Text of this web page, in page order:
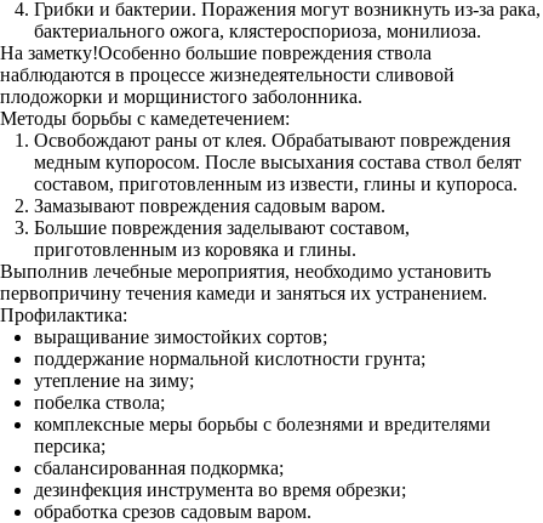
Грибки и бактерии. Поражения могут возникнуть из-за рака,
бактериального ожога, клястероспориоза, монилиоза.
На заметку!Особенно большие повреждения ствола
наблюдаются в процессе жизнедеятельности сливовой
плодожорки и морщинистого заболонника.
Методы борьбы с камедетечением:
Освобождают раны от клея. Обрабатывают повреждения
медным купоросом. После высыхания состава ствол белят
составом, приготовленным из извести, глины и купороса.
Замазывают повреждения садовым варом.
Большие повреждения заделывают составом,
приготовленным из коровяка и глины.
Выполнив лечебные мероприятия, необходимо установить
первопричину течения камеди и заняться их устранением.
Профилактика:
выращивание зимостойких сортов;
поддержание нормальной кислотности грунта;
утепление на зиму;
побелка ствола;
комплексные меры борьбы с болезнями и вредителями
персика;
сбалансированная подкормка;
дезинфекция инструмента во время обрезки;
обработка срезов садовым варом.